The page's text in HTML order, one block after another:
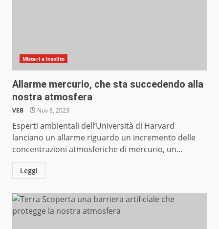
Misteri e insolito
Allarme mercurio, che sta succedendo alla
nostra atmosfera
VEB Nov 8, 2023
Esperti ambientali dell’Università di Harvard
lanciano un allarme riguardo un incremento delle
concentrazioni atmosferiche di mercurio, un...
Leggi